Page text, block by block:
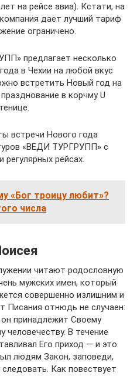
на рейсе авиа). Кстати, на
дает лучший тариф
ограничено.
предлагает несколько
в Чехии на любой вкус
встретить Новый год на
в корчму U
встречи Нового года
«ВЕДИ ТУРГРУПП» с
рейсах.
«Бог троицу любит»?
числа
читают родословную
мужских имен, который
совершенно излишним и
Писания отнюдь не случаен:
принадлежит Своему
человечеству. В течение
Его приход — и это
людям Закон, заповеди,
Как повествует